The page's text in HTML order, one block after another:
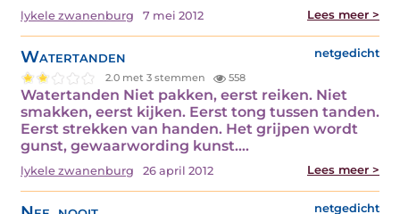
lykele zwanenburg 7 mei 2012 Lees meer >
Watertanden netgedicht
2.0 met 3 stemmen 558
Watertanden Niet pakken, eerst reiken. Niet
smakken, eerst kijken. Eerst tong tussen tanden.
Eerst strekken van handen. Het grijpen wordt
gunst, gewaarwording kunst.…
lykele zwanenburg 26 april 2012 Lees meer >
netgedicht